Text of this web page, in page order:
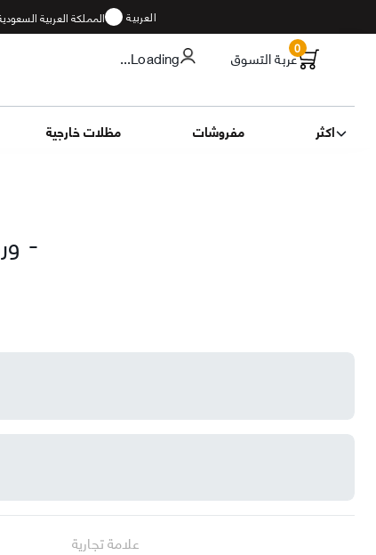
المملكة العربية العربية
...Loading عربة التسوق0
مظلات خارجية مفروشات اكثر
-
علامة تجارية